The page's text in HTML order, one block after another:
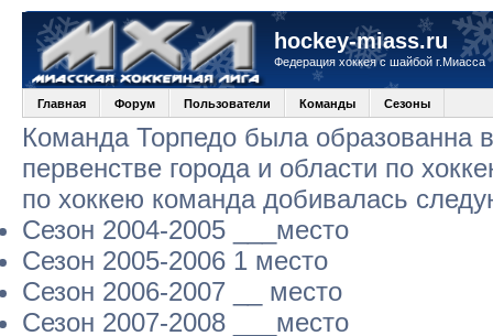
hockey-miass.ru
Федерация хоккея с шайбой г.Миасса
Главная Форум Пользователи Команды Сезоны
Команда Торпедо была образованна
первенстве города и области по
по хоккею команда добивалась
Сезон 2004-2005 ___место
Сезон 2005-2006 1 место
Сезон 2006-2007 __ место
Сезон 2007-2008 ___место